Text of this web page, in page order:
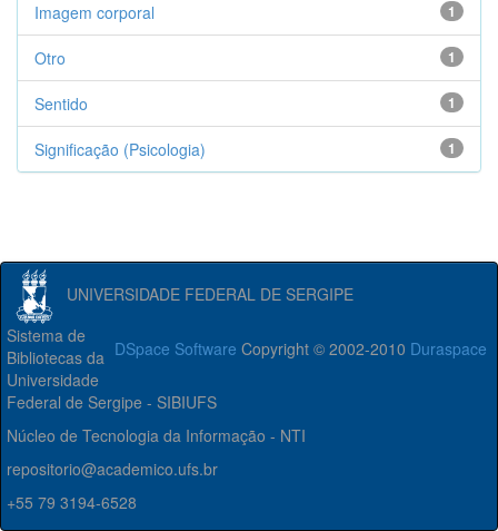
1
Imagem corporal
1
Otro
1
Sentido
1
Significação (Psicologia)
UNIVERSIDADE FEDERAL DE SERGIPE
DSpace Software Copyright © 2002-2010 Duraspace
Sistema de
Bibliotecas da
Universidade
Federal de Sergipe - SIBIUFS
Núcleo de Tecnologia da Informação - NTI
repositorio@academico.ufs.br
+55 79 3194-6528